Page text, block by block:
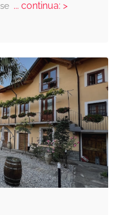
... continua: >